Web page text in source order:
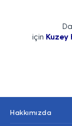
için Kuzey
Hakkımızda